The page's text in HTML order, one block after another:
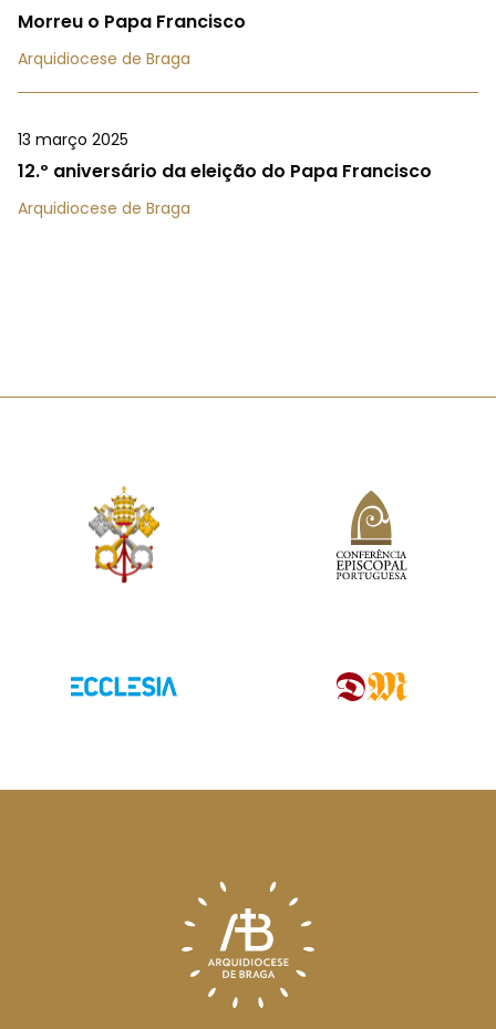
Morreu o Papa Francisco
Arquidiocese de Braga
13 março 2025
12.º aniversário da eleição do Papa Francisco
Arquidiocese de Braga